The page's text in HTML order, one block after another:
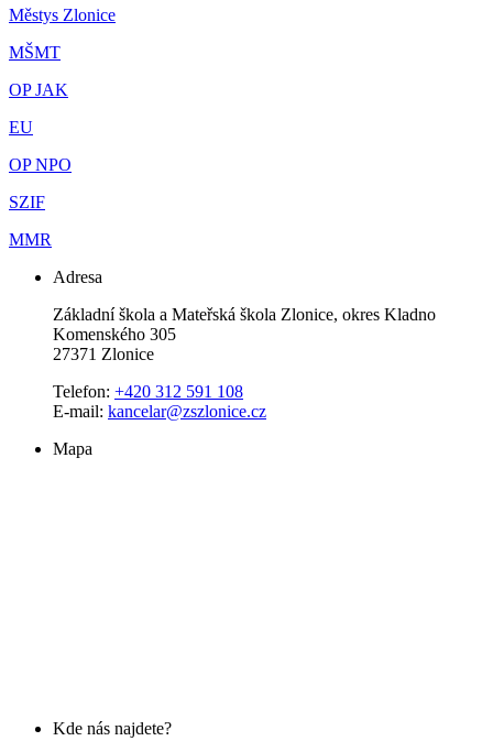
Městys Zlonice
MŠMT
OP JAK
EU
OP NPO
SZIF
MMR
Adresa
Základní škola a Mateřská škola Zlonice, okres Kladno
Komenského 305
27371 Zlonice
Telefon: +420 312 591 108
E-mail: kancelar@zszlonice.cz
Mapa
Kde nás najdete?